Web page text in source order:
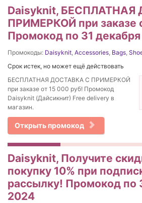
Daisyknit,
ПРИМЕРКОЙ при заказе
Промокод по 31
Промокоды: Daisyknit, Accessories, Bags,
Срок истек, но может ещё действовать
БЕСПЛАТНАЯ ДОСТАВКА С ПРИМЕРКОЙ
при заказе от 15 000 руб! Промокод
Daisyknit (Дайсикнит) Free delivery в
магазин.
Открыть промокод
Daisyknit, Получите
покупку 10% при
рассылку! Промокод по
2024